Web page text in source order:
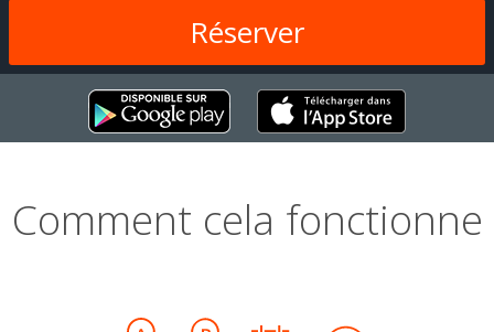
Comment cela fonctionne